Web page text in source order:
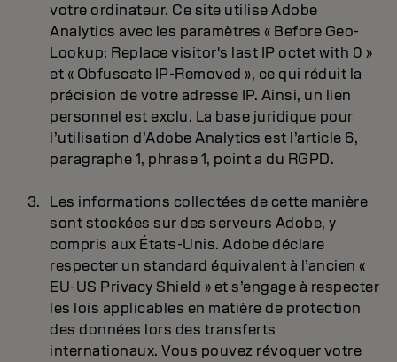
votre ordinateur. Ce site utilise Adobe
Analytics avec les paramètres « Before Geo-
Lookup: Replace visitor's last IP octet with 0 »
et « Obfuscate IP-Removed », ce qui réduit la
précision de votre adresse IP. Ainsi, un lien
personnel est exclu. La base juridique pour
l’utilisation d’Adobe Analytics est l’article 6,
paragraphe 1, phrase 1, point a du RGPD.
Les informations collectées de cette manière
sont stockées sur des serveurs Adobe, y
compris aux États-Unis. Adobe déclare
respecter un standard équivalent à l’ancien «
EU-US Privacy Shield » et s’engage à respecter
les lois applicables en matière de protection
des données lors des transferts
internationaux. Vous pouvez révoquer votre